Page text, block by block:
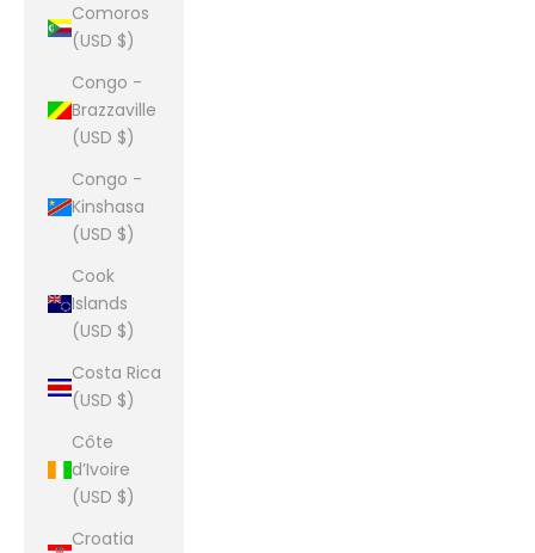
Comoros
(USD $)
Congo -
Brazzaville
(USD $)
Congo -
Kinshasa
(USD $)
Cook
Islands
(USD $)
Costa Rica
(USD $)
Côte
d’Ivoire
(USD $)
Croatia